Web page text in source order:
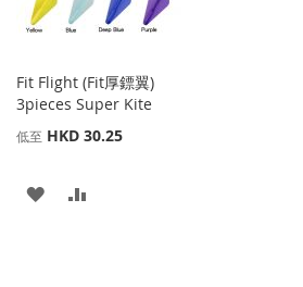
夾
Fit Flight (Fit厚鏢翼)
3pieces Super Kite
低至 HKD 30.25
添